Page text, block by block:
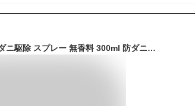
ダニアース スプレー ダニ駆除 スプレー 無香料 300ml 防ダニ 予防 駆除 掃除 布団 ソファ 畳 ぬいぐるみ 速乾 防虫